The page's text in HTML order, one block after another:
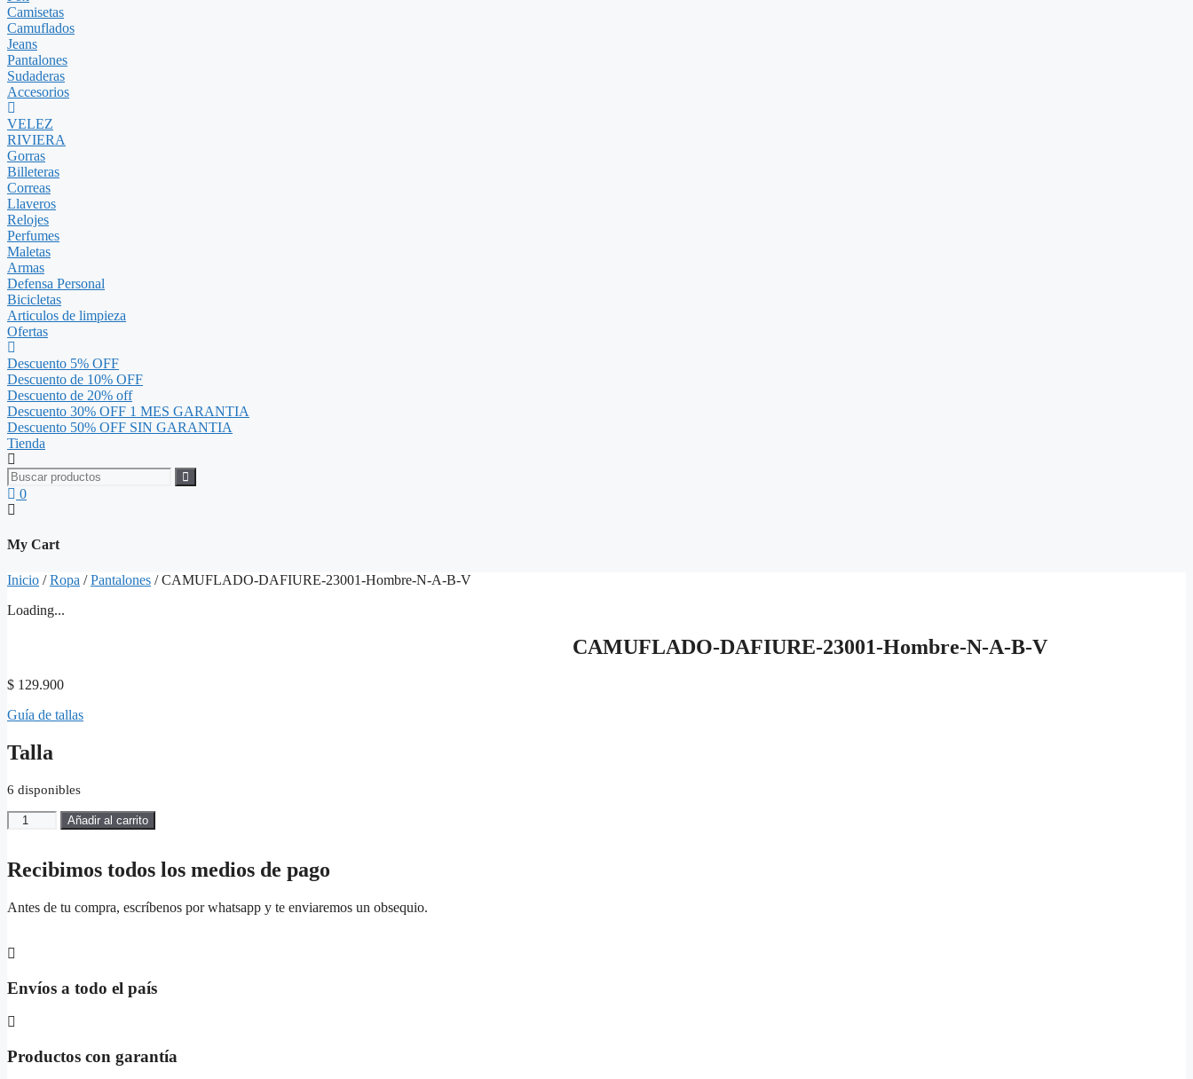
Camisetas
Camuflados
Jeans
Pantalones
Sudaderas
Accesorios
VELEZ
RIVIERA
Gorras
Billeteras
Correas
Llaveros
Relojes
Perfumes
Maletas
Armas
Defensa Personal
Bicicletas
Articulos de limpieza
Ofertas
Descuento 5% OFF
Descuento de 10% OFF
Descuento de 20% off
Descuento 30% OFF 1 MES GARANTIA
Descuento 50% OFF SIN GARANTIA
Tienda
0
My Cart
Inicio /Ropa /Pantalones / CAMUFLADO-DAFIURE-23001-Hombre-N-A-B-V
Loading...
CAMUFLADO-DAFIURE-23001-Hombre-N-A-B-V
$ 129.900
Guía de tallas
Talla
6 disponibles
CAMUFLADO-
DAFIURE-
Hombre-
N-
B-
cantidad
Añadir al carrito
Recibimos todos los medios de pago
Antes de tu compra, escríbenos por whatsapp y te enviaremos un obsequio.
Envíos a todo el país
Productos con garantía